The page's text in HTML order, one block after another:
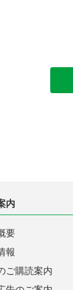
内
要
報
ご購読案内